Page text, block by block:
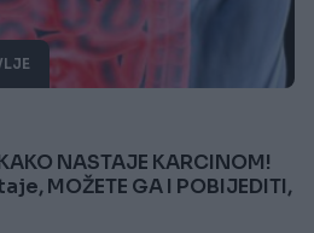
NASTAJE KARCINOM!
MOŽETE GA I POBIJEDITI,